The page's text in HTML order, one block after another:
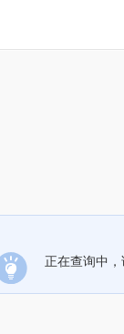
正在查询中